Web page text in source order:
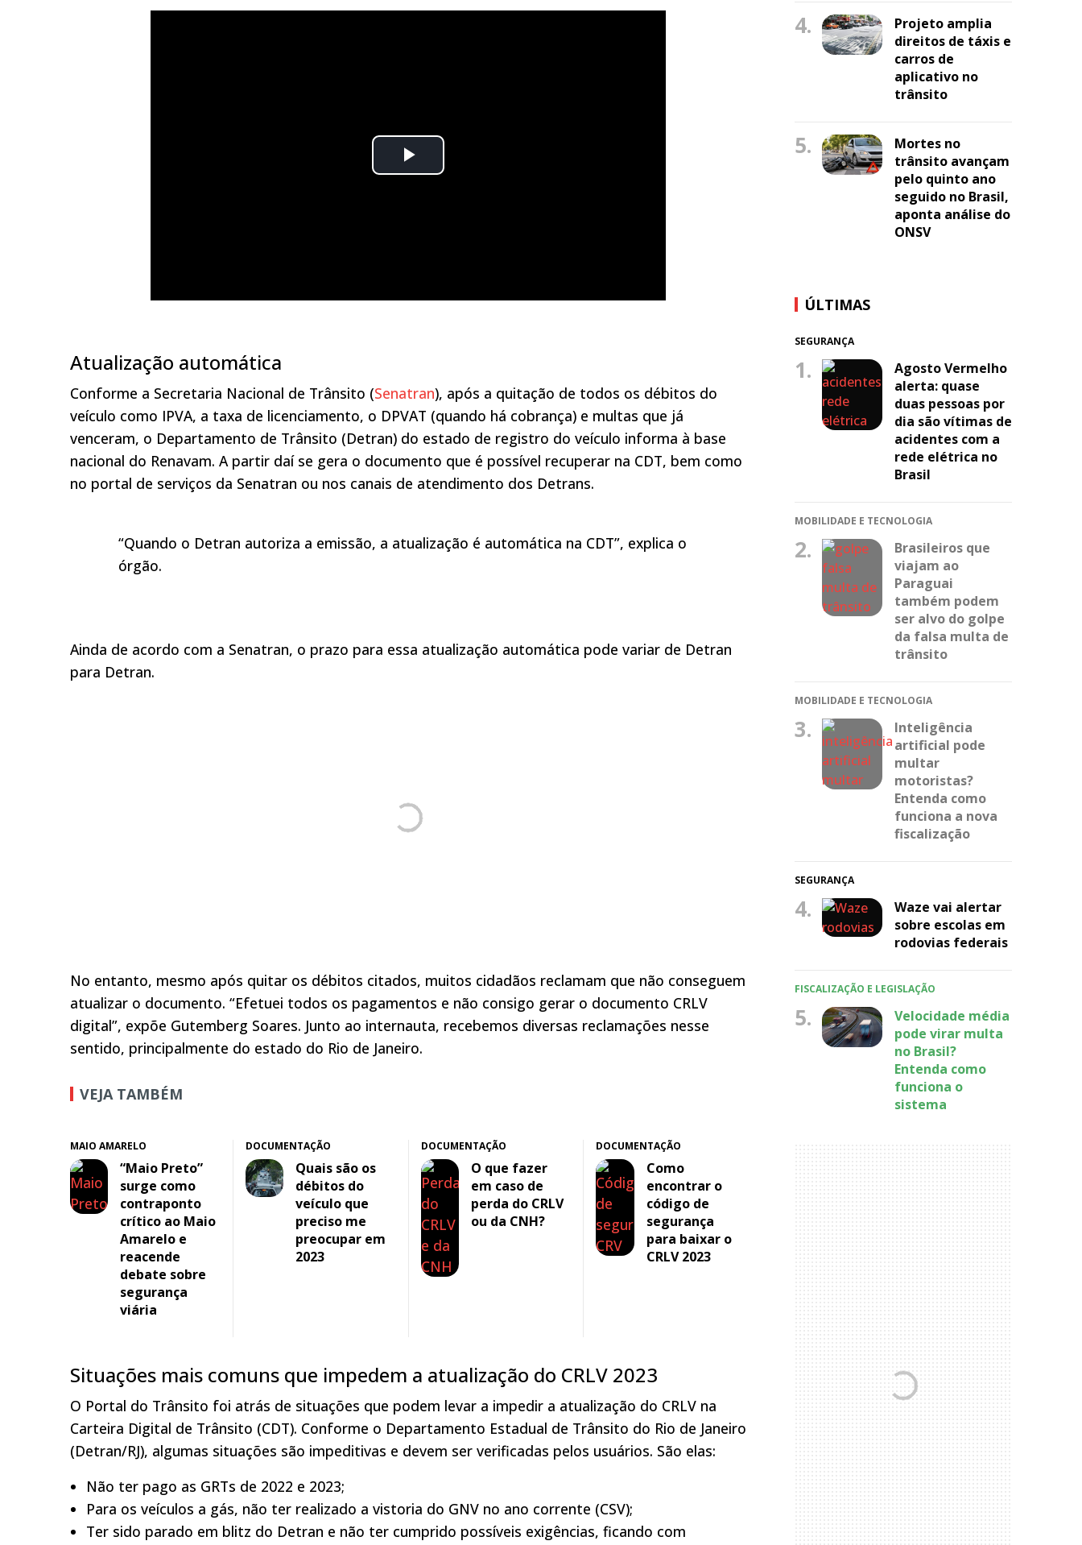
Atualização automática
Conforme a Secretaria Nacional de Trânsito (Senatran), após a quitação de todos os débitos do
veículo como IPVA, a taxa de licenciamento, o DPVAT (quando há cobrança) e multas que já
venceram, o Departamento de Trânsito (Detran) do estado de registro do veículo informa à base
nacional do Renavam. A partir daí se gera o documento que é possível recuperar na CDT, bem como
no portal de serviços da Senatran ou nos canais de atendimento dos Detrans.
“Quando o Detran autoriza a emissão, a atualização é automática na CDT”, explica o
órgão.
Ainda de acordo com a Senatran, o prazo para essa atualização automática pode variar de Detran
para Detran.
No entanto, mesmo após quitar os débitos citados, muitos cidadãos reclamam que não conseguem
atualizar o documento. “Efetuei todos os pagamentos e não consigo gerar o documento CRLV
digital”, expõe Gutemberg Soares. Junto ao internauta, recebemos diversas reclamações nesse
sentido, principalmente do estado do Rio de Janeiro.
VEJA TAMBÉM
MAIO AMARELO
“Maio Preto”
surge como
contraponto
crítico ao Maio
Amarelo e
reacende
debate sobre
segurança
viária
DOCUMENTAÇÃO
Quais são os
débitos do
veículo que
preciso me
preocupar em
2023
DOCUMENTAÇÃO
O que fazer
em caso de
perda do CRLV
ou da CNH?
DOCUMENTAÇÃO
Como
encontrar o
código de
segurança
para baixar o
CRLV 2023
Situações mais comuns que impedem a atualização do CRLV 2023
O Portal do Trânsito foi atrás de situações que podem levar a impedir a atualização do CRLV na
Carteira Digital de Trânsito (CDT). Conforme o Departamento Estadual de Trânsito do Rio de Janeiro
(Detran/RJ), algumas situações são impeditivas e devem ser verificadas pelos usuários. São elas:
Não ter pago as GRTs de 2022 e 2023;
Para os veículos a gás, não ter realizado a vistoria do GNV no ano corrente (CSV);
Ter sido parado em blitz do Detran e não ter cumprido possíveis exigências, ficando com
4.
Projeto amplia
direitos de táxis e
carros de
aplicativo no
trânsito
5.
Mortes no
trânsito avançam
pelo quinto ano
seguido no Brasil,
aponta análise do
ONSV
ÚLTIMAS
SEGURANÇA
1.
Agosto Vermelho
alerta: quase
duas pessoas por
dia são vítimas de
acidentes com a
rede elétrica no
Brasil
MOBILIDADE E TECNOLOGIA
2.
Brasileiros que
viajam ao
Paraguai
também podem
ser alvo do golpe
da falsa multa de
trânsito
MOBILIDADE E TECNOLOGIA
3.
Inteligência
artificial pode
multar
motoristas?
Entenda como
funciona a nova
fiscalização
SEGURANÇA
4.
Waze vai alertar
sobre escolas em
rodovias federais
FISCALIZAÇÃO E LEGISLAÇÃO
5.
Velocidade média
pode virar multa
no Brasil?
Entenda como
funciona o
sistema